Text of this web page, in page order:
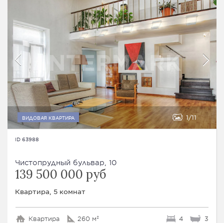
ВИДОВАЯ КВАРТИРА 1 11
ID 63988
Чистопрудный бульвар, 10
139 500 000 руб
Квартира, 5 комнат
Квартира 260 м² 4 3